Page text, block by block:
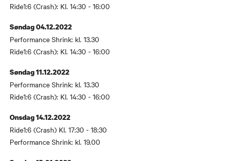
Ride1:6 (Crash): Kl. 14:30 - 16:00
Søndag 04.12.2022
Performance Shrink: kl. 13.30
Ride1:6 (Crash): Kl. 14:30 - 16:00
Søndag 11.12.2022
Performance Shrink: kl. 13.30
Ride1:6 (Crash): Kl. 14:30 - 16:00
Onsdag 14.12.2022
Ride1:6 (Crash) Kl. 17:30 - 18:30
Performance Shrink: kl. 19.00